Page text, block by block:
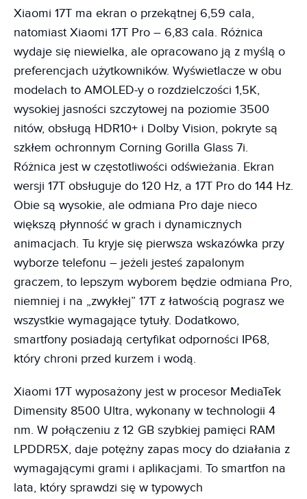
Xiaomi 17T ma ekran o przekątnej 6,59 cala,
natomiast Xiaomi 17T Pro – 6,83 cala. Różnica
wydaje się niewielka, ale opracowano ją z myślą o
preferencjach użytkowników. Wyświetlacze w obu
modelach to AMOLED-y o rozdzielczości 1,5K,
wysokiej jasności szczytowej na poziomie 3500
nitów, obsługą HDR10+ i Dolby Vision, pokryte są
szkłem ochronnym Corning Gorilla Glass 7i.
Różnica jest w częstotliwości odświeżania. Ekran
wersji 17T obsługuje do 120 Hz, a 17T Pro do 144 Hz.
Obie są wysokie, ale odmiana Pro daje nieco
większą płynność w grach i dynamicznych
animacjach. Tu kryje się pierwsza wskazówka przy
wyborze telefonu – jeżeli jesteś zapalonym
graczem, to lepszym wyborem będzie odmiana Pro,
niemniej i na „zwykłej” 17T z łatwością pograsz we
wszystkie wymagające tytuły. Dodatkowo,
smartfony posiadają certyfikat odporności IP68,
który chroni przed kurzem i wodą.
Xiaomi 17T wyposażony jest w procesor MediaTek
Dimensity 8500 Ultra, wykonany w technologii 4
nm. W połączeniu z 12 GB szybkiej pamięci RAM
LPDDR5X, daje potężny zapas mocy do działania z
wymagającymi grami i aplikacjami. To smartfon na
lata, który sprawdzi się w typowych